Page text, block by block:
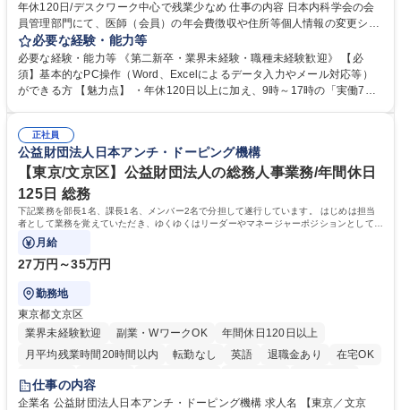
年休120日/デスクワーク中心で残業少なめ 仕事の内容 日本内科学会の会
員管理部門にて、医師（会員）の年会費徴収や住所等個人情報の変更シス
テム入力、電話・FAX対応をお任せします。将来的には、各種委員会の運
営事務局業務などにも幅広く携わっていただきます。 【会員管理・データ
入力業務】 ・医師（会員）の住所変更、個人情報のシステム登録・更新
・年会費の徴収管理や入金データの照合確認 【問い合わせ対応】 ・会員
年休120日/デスクワーク中心で残業少なめ
必要な経験・能力等
必要な経験・能力等 《第二新卒・業界未経験・職種未経験歓迎》 【必
須】基本的なPC操作（Word、Excelによるデータ入力やメール対応等）
ができる方 【魅力点】 ・年休120日以上に加え、9時～17時の「実働7時
整、資料作成、当日の運営サポート 学歴・資格 学歴：大学院 大学 語学
力： 資格：
正社員
公益財団法人日本アンチ・ドーピング機構
【東京/文京区】公益財団法人の総務人事業務/年間休日
125日 総務
下記業務を部長1名、課長1名、メンバー2名で分担して遂行しています。 はじめは担当
者として業務を覚えていただき、ゆくゆくはリーダーやマネージャーポジションとして活
躍いただくことを期待しています。
月給
27万円～35万円
勤務地
東京都文京区
業界未経験歓迎
副業・WワークOK
年間休日120日以上
月平均残業時間20時間以内
転勤なし 英語 退職金あり
在宅OK
賞与あり
育休あり
食事補助あり
仕事の内容
企業名 公益財団法人日本アンチ・ドーピング機構 求人名 【東京／文京